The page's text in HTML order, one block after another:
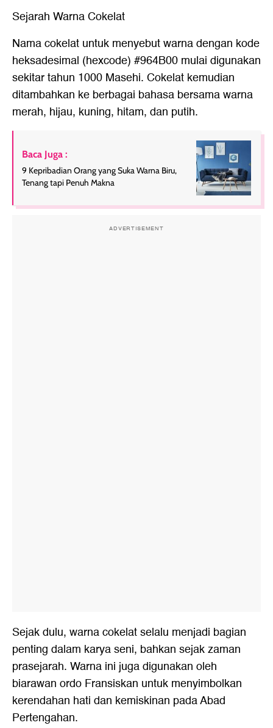
Sejarah Warna Cokelat
Nama cokelat untuk menyebut warna dengan kode
heksadesimal (hexcode) #964B00 mulai digunakan
sekitar tahun 1000 Masehi. Cokelat kemudian
ditambahkan ke berbagai bahasa bersama warna
merah, hijau, kuning, hitam, dan putih.
Baca Juga :
9 Kepribadian Orang yang Suka Warna Biru,
Tenang tapi Penuh Makna
ADVERTISEMENT
Sejak dulu, warna cokelat selalu menjadi bagian
penting dalam karya seni, bahkan sejak zaman
prasejarah. Warna ini juga digunakan oleh
biarawan ordo Fransiskan untuk menyimbolkan
kerendahan hati dan kemiskinan pada Abad
Pertengahan.